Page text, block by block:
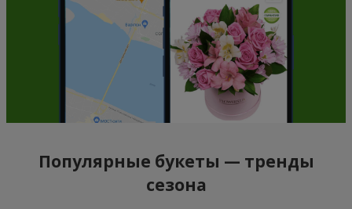
Популярные букеты — тренды
сезона